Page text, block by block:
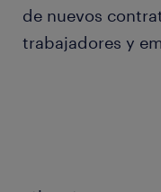
de nuevos
trabajadores y